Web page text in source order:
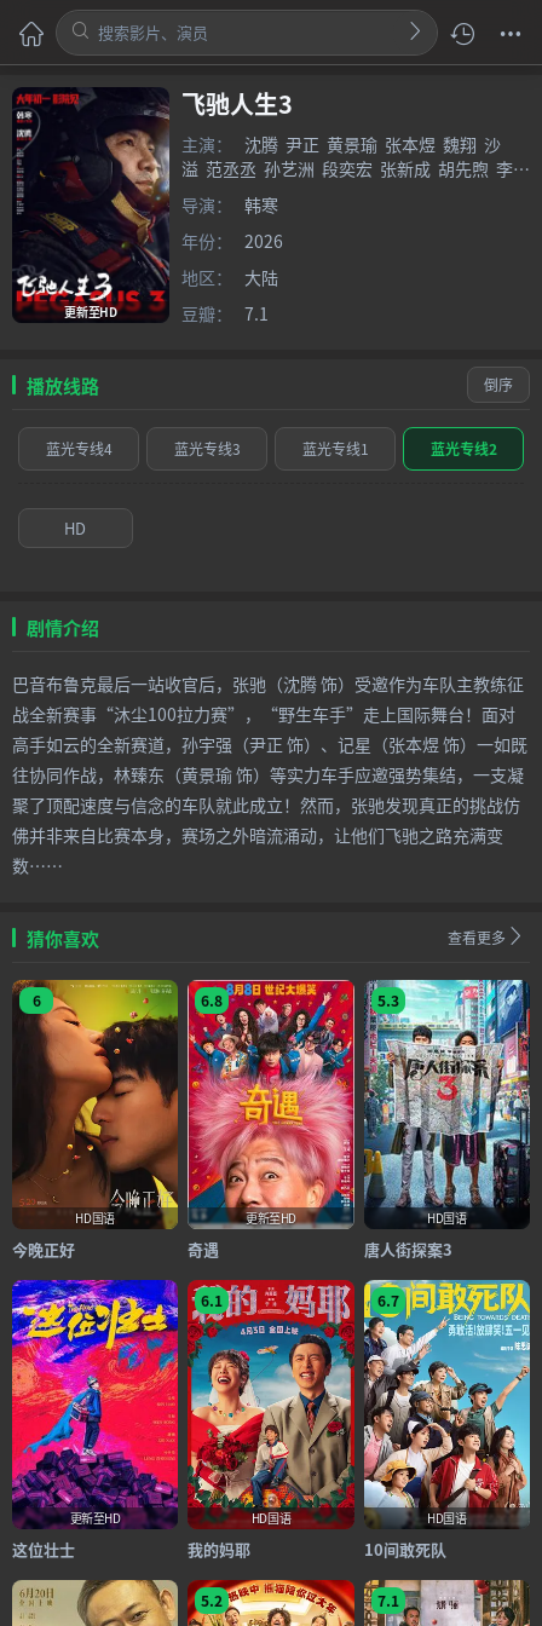
更新至HD
飞驰人生3
主演： 沈腾 尹正 黄景瑜 张本煜 魏翔 沙
溢 范丞丞 孙艺洲 段奕宏 张新成 胡先煦 李治
廷 白宇帆 周政杰
冰 王安宇 陈永胜
导演：
韩寒
年份：
2026
地区：
大陆
豆瓣：
7.1
播放线路 倒序
蓝光专线4 蓝光专线3 蓝光专线1 蓝光专线2
HD
剧情介绍
巴音布鲁克最后一站收官后，张驰（沈腾 饰）受邀作为车队主教练征
战全新赛事“沐尘100拉力赛”，“野生车手”走上国际舞台！面对
高手如云的全新赛道，孙宇强（尹正 饰）、记星（张本煜 饰）一如既
往协同作战，林臻东（黄景瑜 饰）等实力车手应邀强势集结，一支凝
聚了顶配速度与信念的车队就此成立！然而，张驰发现真正的挑战仿
佛并非来自比赛本身，赛场之外暗流涌动，让他们飞驰之路充满变
数……
猜你喜欢 查看更多
6
HD国语
今晚正好
6.8
更新至HD
奇遇
5.3
HD国语
唐人街探案3
更新至HD
这位壮士
6.1
HD国语
我的妈耶
6.7
HD国语
10间敢死队
5.2 7.1